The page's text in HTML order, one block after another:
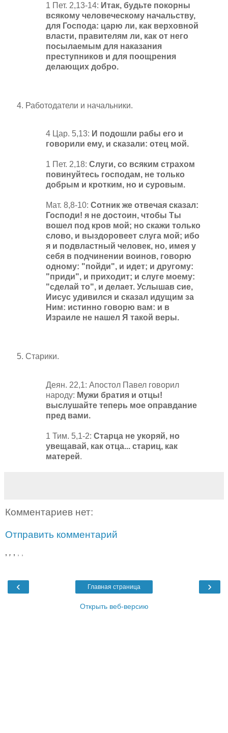
1 Пет. 2,13-14: Итак, будьте покорны
всякому человеческому начальству,
для Господа: царю ли, как верховной
власти, правителям ли, как от него
посылаемым для наказания
преступников и для поощрения
делающих добро.
Работодатели и начальники.
4 Цар. 5,13: И подошли рабы его и
говорили ему, и сказали: отец мой.
1 Пет. 2,18: Слуги, со всяким страхом
повинуйтесь господам, не только
добрым и кротким, но и суровым.
Мат. 8,8-10: Сотник же отвечая сказал:
Господи! я не достоин, чтобы Ты
вошел под кров мой; но скажи только
слово, и выздоровеет слуга мой; ибо
я и подвластный человек, но, имея у
себя в подчинении воинов, говорю
одному: "пойди", и идет; и другому:
"приди", и приходит; и слуге моему:
"сделай то", и делает. Услышав сие,
Иисус удивился и сказал идущим за
Ним: истинно говорю вам: и в
Израиле не нашел Я такой веры.
Старики.
Деян. 22,1: Апостол Павел говорил
народу: Мужи братия и отцы!
выслушайте теперь мое оправдание
пред вами.
1 Тим. 5,1-2: Старца не укоряй, но
увещавай, как отца... стариц, как
матерей.
Комментариев нет:
Отправить комментарий
, , ,
‹ ›
Главная страница
Открыть веб-версию